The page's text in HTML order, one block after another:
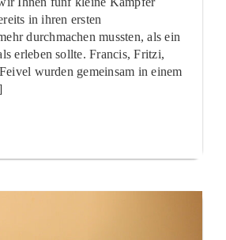
in ihren ersten
durchmachen mussten, als ein
erleben sollte. Francis, Fritzi,
wurden gemeinsam in einem